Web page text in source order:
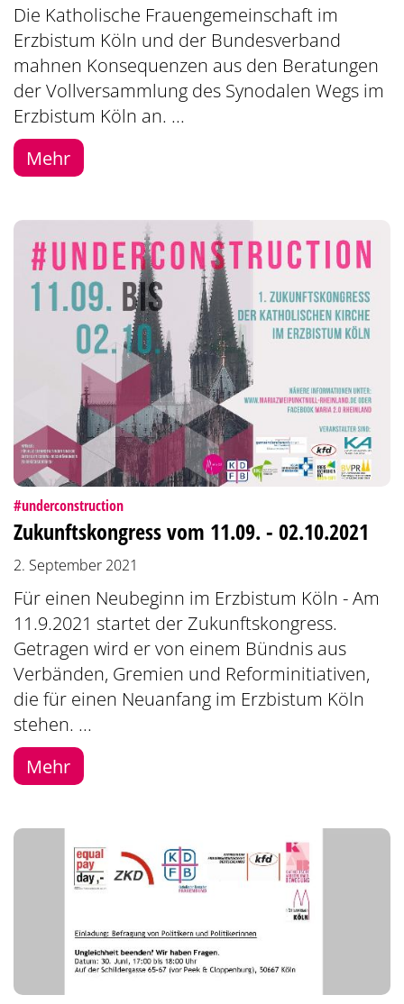
Die Katholische Frauengemeinschaft im
Erzbistum Köln und der Bundesverband
mahnen Konsequenzen aus den Beratungen
der Vollversammlung des Synodalen Wegs im
Erzbistum Köln an. ...
Mehr
#underconstruction:
Zukunftskongress vom 11.09. - 02.10.2021
2. September 2021
Für einen Neubeginn im Erzbistum Köln - Am
11.9.2021 startet der Zukunftskongress.
Getragen wird er von einem Bündnis aus
Verbänden, Gremien und Reforminitiativen,
die für einen Neuanfang im Erzbistum Köln
stehen. ...
Mehr